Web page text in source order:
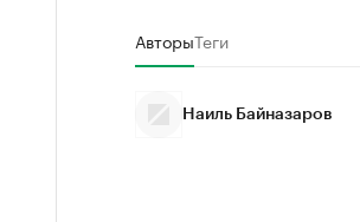
АвторыТеги
Наиль Байназаров